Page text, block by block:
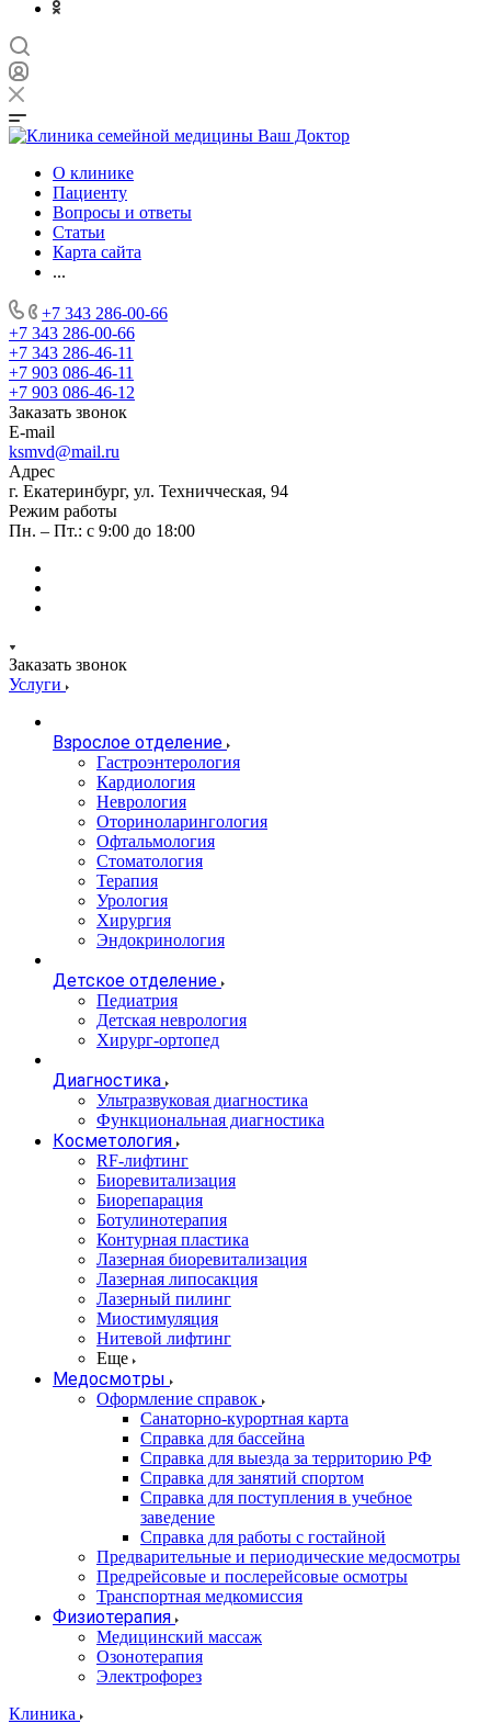
О клинике
Пациенту
Вопросы и ответы
Статьи
Карта сайта
...
+7 343 286-00-66
+7 343 286-00-66
+7 343 286-46-11
+7 903 086-46-11
+7 903 086-46-12
Заказать звонок
E-mail
ksmvd@mail.ru
Адрес
г. Екатеринбург, ул. Техничческая, 94
Режим работы
Пн. – Пт.: с 9:00 до 18:00
Заказать звонок
Услуги
Взрослое отделение
Гастроэнтерология
Кардиология
Неврология
Оториноларингология
Офтальмология
Стоматология
Терапия
Урология
Хирургия
Эндокринология
Детское отделение
Педиатрия
Детская неврология
Хирург-ортопед
Диагностика
Ультразвуковая диагностика
Функциональная диагностика
Косметология
RF-лифтинг
Биоревитализация
Биорепарация
Ботулинотерапия
Контурная пластика
Лазерная биоревитализация
Лазерная липосакция
Лазерный пилинг
Миостимуляция
Нитевой лифтинг
Еще
Медосмотры
Оформление справок
Санаторно-курортная карта
Справка для бассейна
Справка для выезда за территорию РФ
Справка для занятий спортом
Справка для поступления в учебное
заведение
Справка для работы с гостайной
Предварительные и периодические медосмотры
Предрейсовые и послерейсовые осмотры
Транспортная медкомиссия
Физиотерапия
Медицинский массаж
Озонотерапия
Электрофорез
Клиника